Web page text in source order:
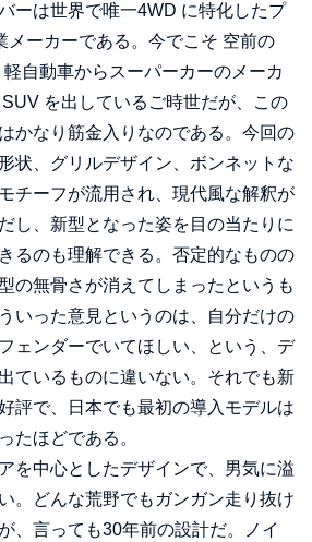
ーは世界で唯一4WD に特化したプ
メーカーである。今でこそ 空前の
自動車からスーパーカーのメーカ
を出しているご時世だが、この
かなり筋金入りなのである。今回の
状、グリルデザイン、ボンネットな
チーフが流用され、現代風な解釈が
し、新型となった姿を目の当たりに
るのも理解できる。否定的なものの
の無骨さが消えてしまったというも
いった意見というのは、自分だけの
ェンダーでいてほしい、という、デ
ているものに違いない。それでも新
評で、日本でも最初の導入モデルは
たほどである。
を中心としたデザインで、男気に溢
。どんな荒野でもガンガン走り抜け
、言っても30年前の設計だ。ノイ